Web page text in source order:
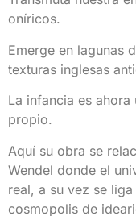
oníricos.
Emerge en lagunas
texturas inglesas
La infancia es
propio.
Aquí su obra se
Wendel donde el
real, a su vez se
cosmopolis de